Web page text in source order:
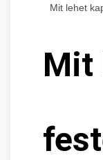
Mit lehet
Mit